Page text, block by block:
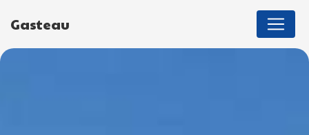
Gasteau